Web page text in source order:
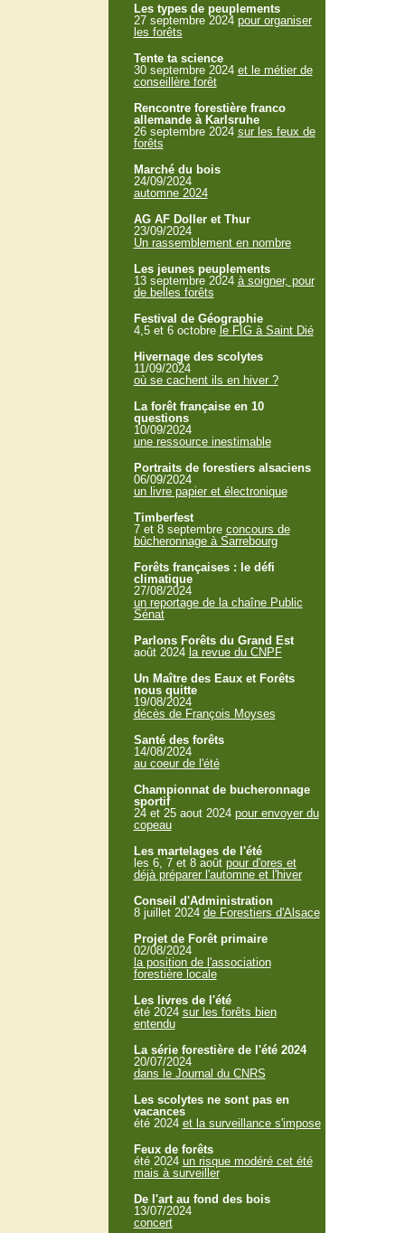
Les types de peuplements
27 septembre 2024 pour organiser
les forêts
Tente ta science
30 septembre 2024 et le métier de
conseillère forêt
Rencontre forestière franco
allemande à Karlsruhe
26 septembre 2024 sur les feux de
forêts
Marché du bois
24/09/2024
automne 2024
AG AF Doller et Thur
23/09/2024
Un rassemblement en nombre
Les jeunes peuplements
13 septembre 2024 à soigner, pour
de belles forêts
Festival de Géographie
4,5 et 6 octobre le FIG à Saint Dié
Hivernage des scolytes
11/09/2024
où se cachent ils en hiver ?
La forêt française en 10
questions
10/09/2024
une ressource inestimable
Portraits de forestiers alsaciens
06/09/2024
un livre papier et électronique
Timberfest
7 et 8 septembre concours de
bûcheronnage à Sarrebourg
Forêts françaises : le défi
climatique
27/08/2024
un reportage de la chaîne Public
Sénat
Parlons Forêts du Grand Est
août 2024 la revue du CNPF
Un Maître des Eaux et Forêts
nous quitte
19/08/2024
décès de François Moyses
Santé des forêts
14/08/2024
au coeur de l'été
Championnat de bucheronnage
sportif
24 et 25 aout 2024 pour envoyer du
copeau
Les martelages de l'été
les 6, 7 et 8 août pour d'ores et
déjà préparer l'automne et l'hiver
Conseil d'Administration
8 juillet 2024 de Forestiers d'Alsace
Projet de Forêt primaire
02/08/2024
la position de l'association
forestière locale
Les livres de l'été
été 2024 sur les forêts bien
entendu
La série forestière de l'été 2024
20/07/2024
dans le Journal du CNRS
Les scolytes ne sont pas en
vacances
été 2024 et la surveillance s'impose
Feux de forêts
été 2024 un risque modéré cet été
mais à surveiller
De l'art au fond des bois
13/07/2024
concert